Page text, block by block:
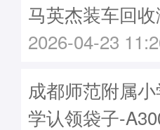
马英杰装车回
2026-04-23
成都师范附属
学认领袋子-